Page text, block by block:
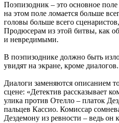
Поэпизодник – это основное
на этом поле ломается больше
головы больше всего
Продюсерам из этой битвы, как
и невредимыми.
В поэпизоднике должно быть
увидят на экране, кроме диалогов.
Диалоги заменяются описанием
сцене: «Детектив рассказывает
улика против Отелло – платок
пальцев Кассио. Комиссар
Дездемону из ревности – ведь он